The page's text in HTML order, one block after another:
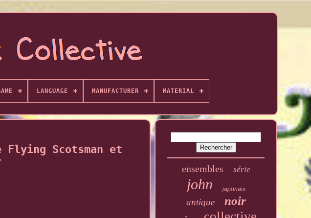
LANGUAGE MANUFACTURER MATERIAL
Flying Scotsman et
ensembles série
john japonais
antique noir